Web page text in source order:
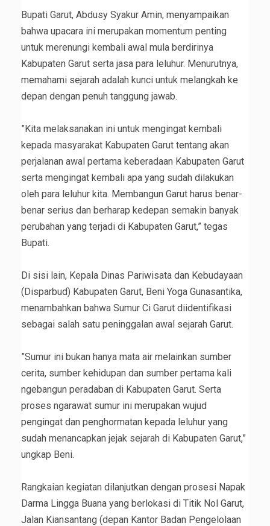
‎Bupati Garut, Abdusy Syakur Amin, menyampaikan
bahwa upacara ini merupakan momentum penting
untuk merenungi kembali awal mula berdirinya
Kabupaten Garut serta jasa para leluhur. Menurutnya,
memahami sejarah adalah kunci untuk melangkah ke
depan dengan penuh tanggung jawab.
‎”Kita melaksanakan ini untuk mengingat kembali
kepada masyarakat Kabupaten Garut tentang akan
perjalanan awal pertama keberadaan Kabupaten Garut
serta mengingat kembali apa yang sudah dilakukan
oleh para leluhur kita. Membangun Garut harus benar-
benar serius dan berharap kedepan semakin banyak
perubahan yang terjadi di Kabupaten Garut,” tegas
Bupati.
‎Di sisi lain, Kepala Dinas Pariwisata dan Kebudayaan
(Disparbud) Kabupaten Garut, Beni Yoga Gunasantika,
menambahkan bahwa Sumur Ci Garut diidentifikasi
sebagai salah satu peninggalan awal sejarah Garut.
‎”Sumur ini bukan hanya mata air melainkan sumber
cerita, sumber kehidupan dan sumber pertama kali
ngebangun peradaban di Kabupaten Garut. Serta
proses ngarawat sumur ini merupakan wujud
pengingat dan penghormatan kepada leluhur yang
sudah menancapkan jejak sejarah di Kabupaten Garut,”
ungkap Beni.
‎Rangkaian kegiatan dilanjutkan dengan prosesi Napak
Darma Lingga Buana yang berlokasi di Titik Nol Garut,
Jalan Kiansantang (depan Kantor Badan Pengelolaan